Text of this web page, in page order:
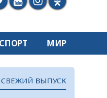
СПОРТ МИР
СВЕЖИЙ ВЫПУСК